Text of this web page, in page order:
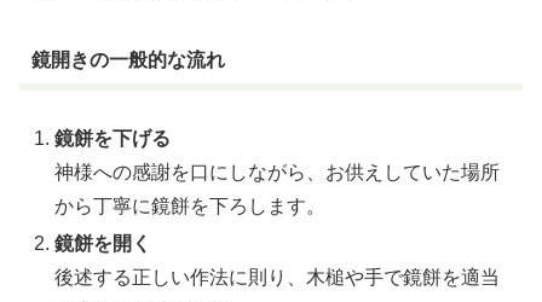
鏡開きの一般的な流れ
鏡餅を下げる
神様への感謝を口にしながら、お供えしていた場所
から丁寧に鏡餅を下ろします。
鏡餅を開く
後述する正しい作法に則り、木槌や手で鏡餅を適当